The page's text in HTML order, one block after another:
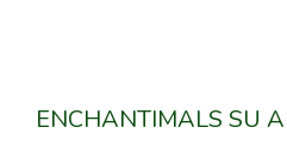
ENCHANTIMALS SU